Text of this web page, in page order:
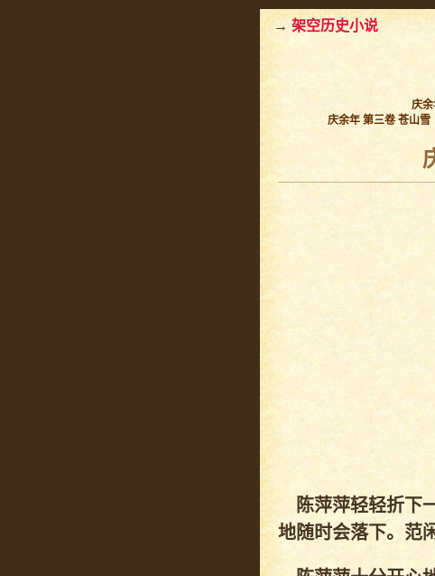
→ 架空历史小说
庆
庆余年 第三卷 苍山雪
陈萍萍轻轻折下
地随时会落下。范